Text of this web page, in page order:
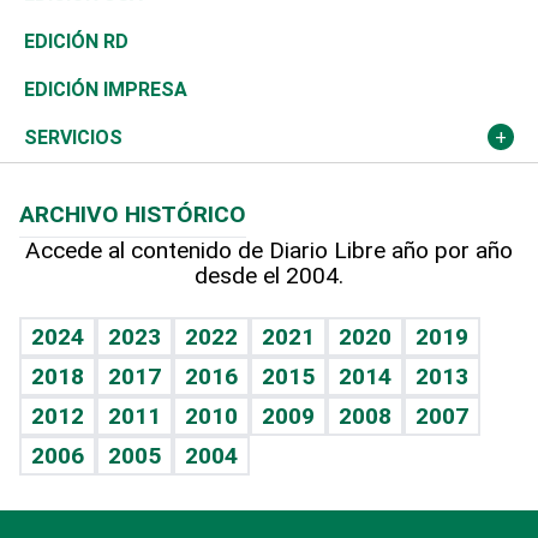
Ocenanía
Caribe
Resto del mundo
Telecom.
Global y variable
Economía personal
Sociales
Novedades
Podcast Arte Libre
Hablando con el pediatra
Vida y familia
Eñe
Celebrando la vida
Sin complejos
En pocas palabras
Tenis
Olimpismo
Más deportes
TBT Deportivo
El Espía
Noticiero Poteleche
Columnistas
Más firmas
Historia
Martes de tecnología
Cambio climático
Revista
Deportes
Opinión
Hecho en casa
Guía del dinero
EDICIÓN RD
EDICIÓN IMPRESA
SERVICIOS
Cumpleaños
Horóscopos
Crucigramas
ARCHIVO HISTÓRICO
Accede al contenido de Diario Libre año por año
desde el 2004.
2024 2023 2022 2021 2020
2019
2018
2017 2016 2015 2014
2013
2012
2011 2010 2009 2008
2007
2006
2005 2004